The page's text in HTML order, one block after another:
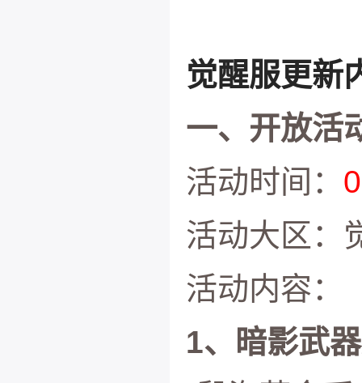
觉醒服更新
一、开放活
活动时间：
活动大区：
活动内容：
1、暗影武